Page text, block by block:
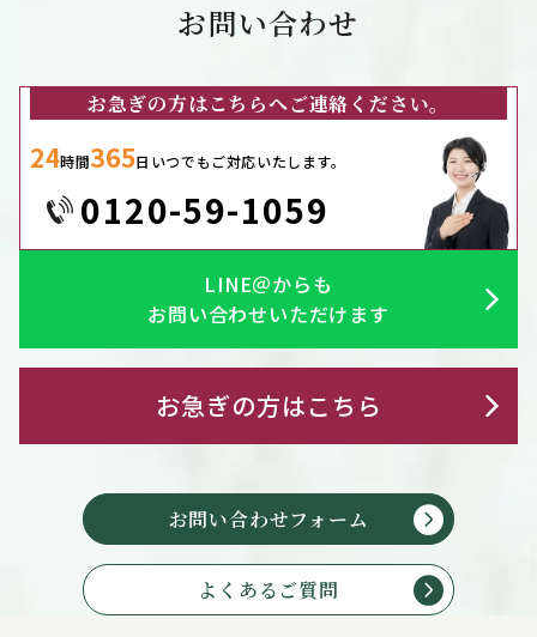
お問い合わせ
お急ぎの方はこちらへご連絡ください。
24時間365日いつでもご対応いたします。
0120-59-1059
LINE＠からも
お問い合わせいただけます
お急ぎの方はこちら
お問い合わせフォーム
よくあるご質問